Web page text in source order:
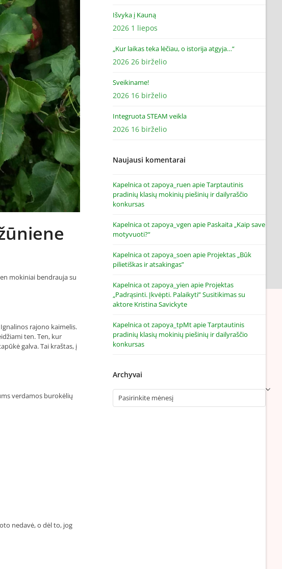
mokiniai bendrauja su
rajono kaimelis.
ten. Ten, kur
galva. Tai kraštas, į
verdamos burokėlių
nedavė, o dėl to, jog
Išvyka į Kauną
2026 1 liepos
„Kur laikas teka lėčiau, o istorija atgyja…“
2026 26 birželio
Sveikiname!
2026 16 birželio
Integruota STEAM veikla
2026 16 birželio
Naujausi komentarai
Kapelnica ot zapoya_ruen apieTarptautinis
pradinių klasių mokinių piešinių ir dailyraščio
konkursas
Kapelnica ot zapoya_vgen apie Paskaita „Kaip save
motyvuoti?“
Kapelnica ot zapoya_soen apie Projektas „Būk
pilietiškas ir atsakingas”
Kapelnica ot zapoya_yien apie Projektas
„Padrąsinti. Įkvėpti. Palaikyti” Susitikimas su
aktore Kristina Savickyte
Kapelnica ot zapoya_tpMtapieTarptautinis
pradinių klasių mokinių piešinių ir dailyraščio
konkursas
Archyvai
Archyvai